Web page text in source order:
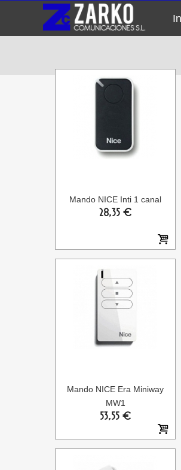
Mando NICE Inti 1 canal
28,35 €
Mando NICE Era Miniway
MW1
53,55 €